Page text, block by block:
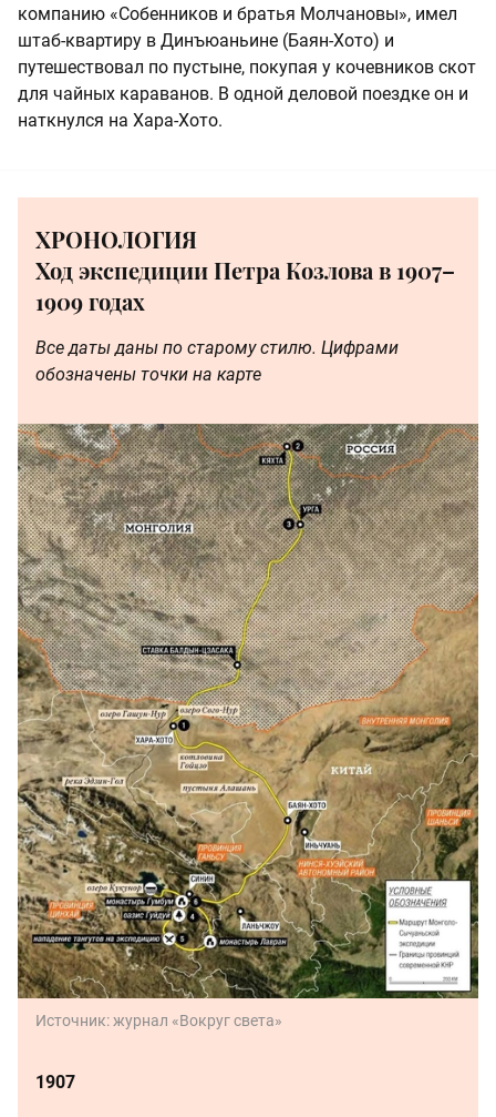
компанию «Собенников и братья Молчановы», имел
штаб-квартиру в Динъюаньине (Баян-Хото) и
путешествовал по пустыне, покупая у кочевников скот
для чайных караванов. В одной деловой поездке он и
наткнулся на Хара-Хото.
ХРОНОЛОГИЯ
Ход экспедиции Петра Козлова в 1907–
1909 годах
Все даты даны по старому стилю. Цифрами
обозначены точки на карте
Источник:журнал «Вокруг света»
1907